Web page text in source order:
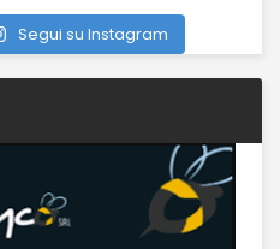
Segui su Instagram